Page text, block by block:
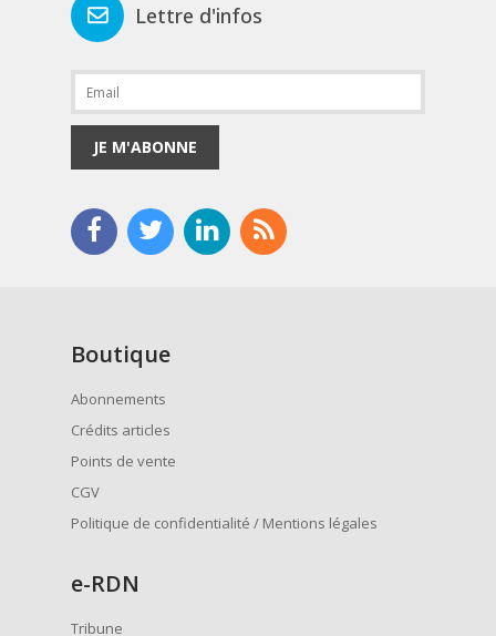
Lettre d'infos
JE M'ABONNE
Boutique
Abonnements
Crédits articles
Points de vente
CGV
Politique de confidentialité / Mentions légales
e-RDN
Tribune